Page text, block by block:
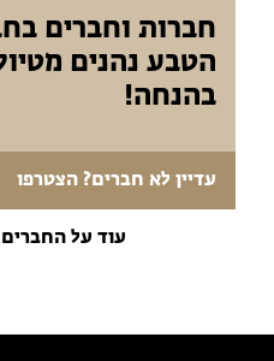
חברות וחברים
הטבע נהנים
בהנחה!
עדיין לא חברים? הצטרפו
עוד על